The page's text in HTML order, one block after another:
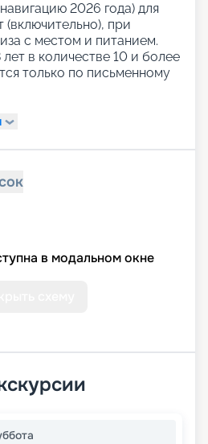
2026 года) для
(включительно), при
с местом и питанием.
в количестве 10 и более
только по письменному
в модальном окне